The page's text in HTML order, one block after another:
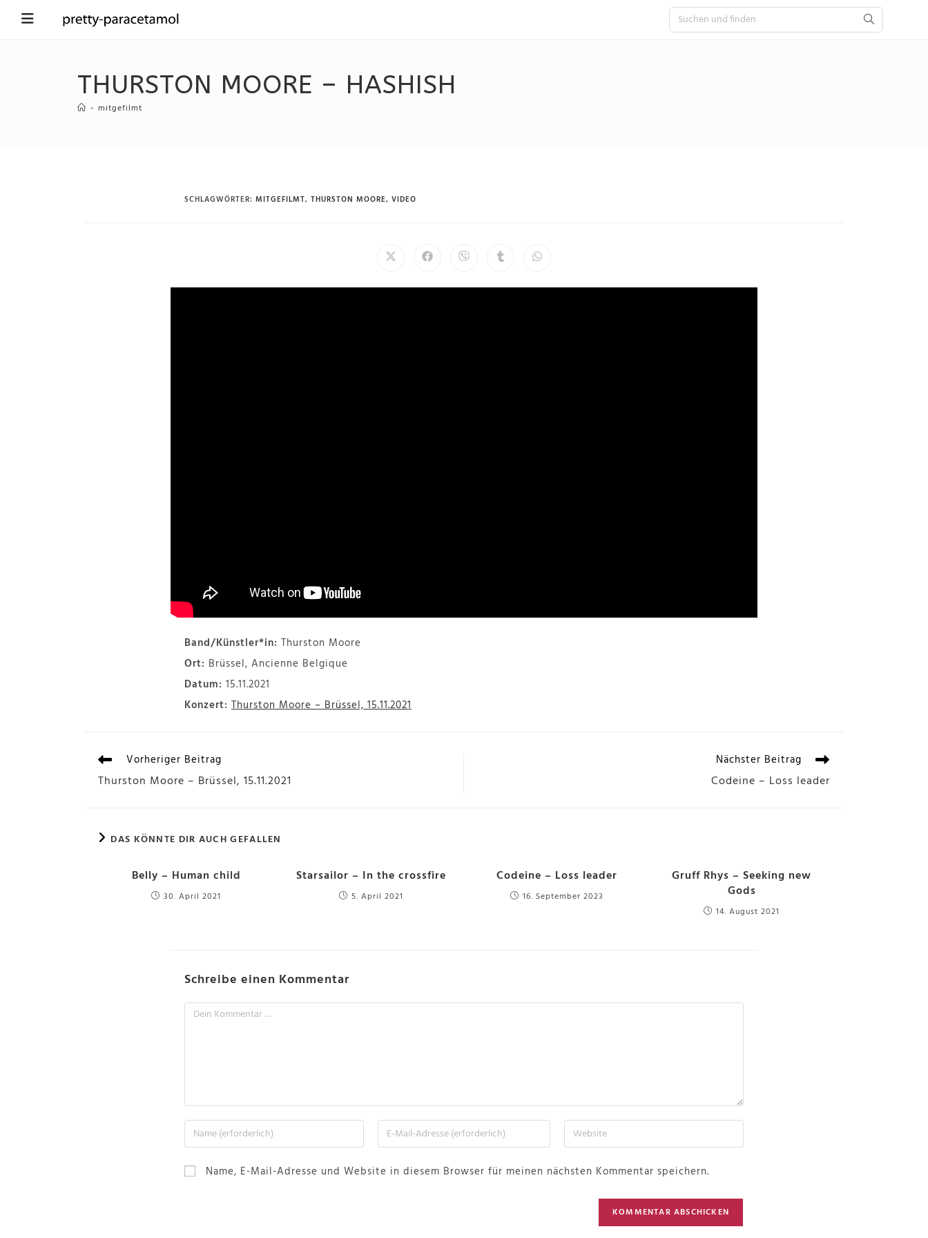
THURSTON MOORE – HASHISH
- mitgefilmt
SCHLAGWÖRTER: MITGEFILMT, THURSTON MOORE, VIDEO
Band/Künstler*in: Thurston Moore
Ort: Brüssel, Ancienne Belgique
Datum: 15.11.2021
Konzert: Thurston Moore – Brüssel, 15.11.2021
Vorheriger Beitrag
Thurston Moore – Brüssel, 15.11.2021
Nächster Beitrag
Codeine – Loss leader
DAS KÖNNTE DIR AUCH GEFALLEN
Belly – Human child
30. April 2021
Starsailor – In the crossfire
5. April 2021
Codeine – Loss leader
16. September 2023
Gruff Rhys – Seeking new
Gods
14. August 2021
Schreibe einen Kommentar
Name, E-Mail-Adresse und Website in diesem Browser für meinen nächsten Kommentar speichern.